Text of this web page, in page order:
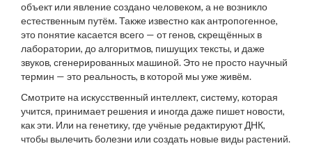
объект или явление создано человеком, а не возникло
естественным путём. Также известно какантропогенное,
это понятие касается всего — от генов, скрещённых в
лаборатории, до алгоритмов, пишущих тексты, и даже
звуков, сгенерированных машиной. Это не просто научный
термин — это реальность, в которой мы уже живём.
Смотрите на искусственный интеллект, систему, которая
учится, принимает решения и иногда даже пишет новости,
как эти. Или на генетику, где учёные редактируют ДНК,
чтобы вылечить болезни или создать новые виды растений.